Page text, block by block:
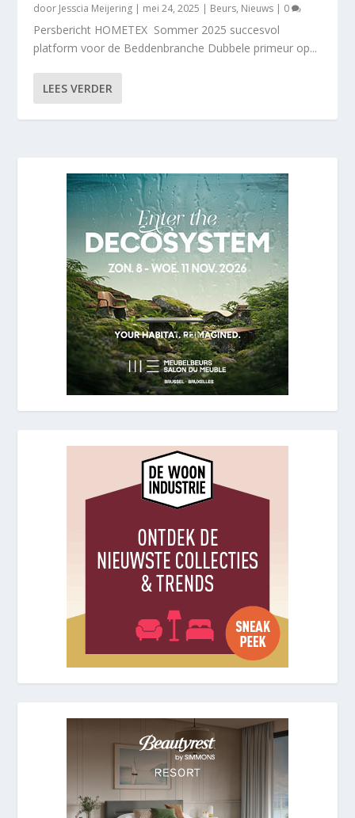
door Jesscia Meijering | mei 24, 2025 | Beurs, Nieuws | 0
Persbericht HOMETEX Sommer 2025 succesvol
platform voor de Beddenbranche Dubbele primeur op...
LEES VERDER